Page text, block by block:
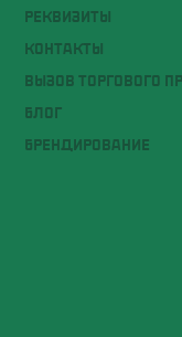
РЕКВИЗИТЫ
КОНТАКТЫ
ВЫЗОВ ТОРГОВОГО
БЛОГ
БРЕНДИРОВАНИЕ